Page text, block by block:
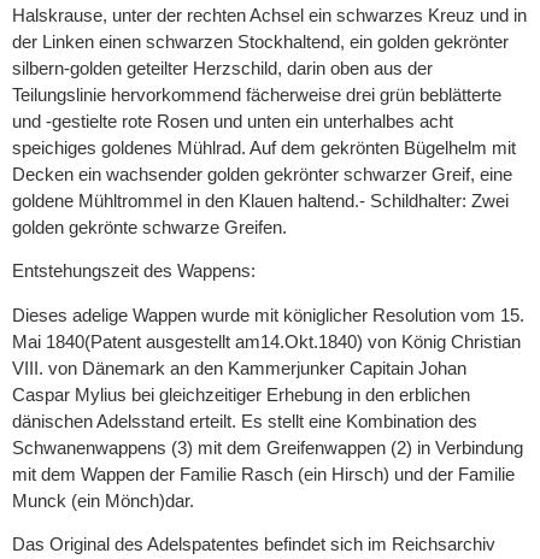
Halskrause, unter der rechten Achsel ein schwarzes Kreuz und in
der Linken einen schwarzen Stockhaltend, ein golden gekrönter
silbern-golden geteilter Herzschild, darin oben aus der
Teilungslinie hervorkommend fächerweise drei grün beblätterte
und -gestielte rote Rosen und unten ein unterhalbes acht
speichiges goldenes Mühlrad. Auf dem gekrönten Bügelhelm mit
Decken ein wachsender golden gekrönter schwarzer Greif, eine
goldene Mühltrommel in den Klauen haltend.- Schildhalter: Zwei
golden gekrönte schwarze Greifen.
Entstehungszeit des Wappens:
Dieses adelige Wappen wurde mit königlicher Resolution vom 15.
Mai 1840(Patent ausgestellt am14.Okt.1840) von König Christian
VIII. von Dänemark an den Kammerjunker Capitain Johan
Caspar Mylius bei gleichzeitiger Erhebung in den erblichen
dänischen Adelsstand erteilt. Es stellt eine Kombination des
Schwanenwappens (3) mit dem Greifenwappen (2) in Verbindung
mit dem Wappen der Familie Rasch (ein Hirsch) und der Familie
Munck (ein Mönch)dar.
Das Original des Adelspatentes befindet sich im Reichsarchiv